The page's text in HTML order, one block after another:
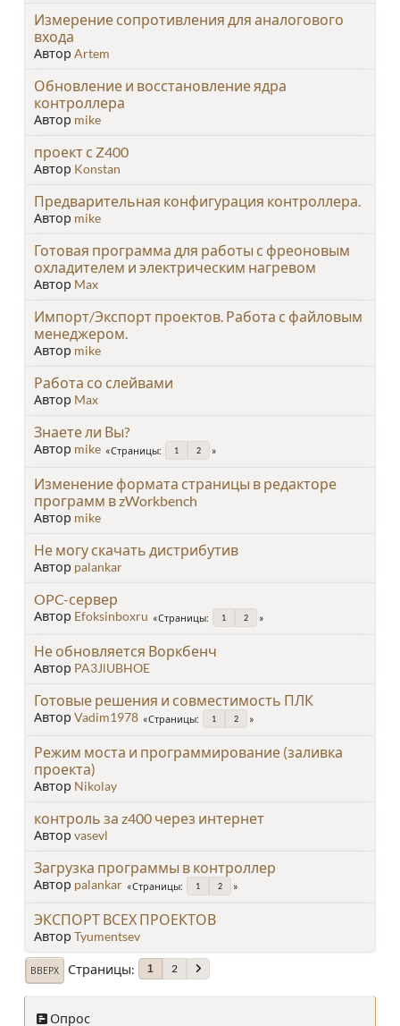
Измерение сопротивления для аналогового
входа
Автор Artem
Обновление и восстановление ядра
контроллера
Автор mike
проект с Z400
Автор Konstan
Предварительная конфигурация контроллера.
Автор mike
Готовая программа для работы с фреоновым
охладителем и электрическим нагревом
Автор Max
Импорт/Экспорт проектов. Работа с файловым
менеджером.
Автор mike
Работа со слейвами
Автор Max
Знаете ли Вы?
Автор mike Страницы 1 2
Изменение формата страницы в редакторе
программ в zWorkbench
Автор mike
Не могу скачать дистрибутив
Автор palankar
OPC-сервер
Автор Efoksinboxru Страницы 1 2
Не обновляется Воркбенч
Автор PA3JlUBHOE
Готовые решения и совместимость ПЛК
Автор Vadim1978 Страницы 1 2
Режим моста и программирование (заливка
проекта)
Автор Nikolay
контроль за z400 через интернет
Автор vasevl
Загрузка программы в контроллер
Автор palankar Страницы 1 2
ЭКСПОРТ ВСЕХ ПРОЕКТОВ
Автор Tyumentsev
ВВЕРХ Страницы 1 2
Опрос